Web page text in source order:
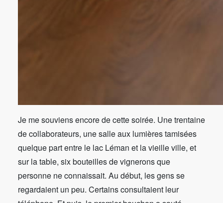
Je me souviens encore de cette soirée. Une trentaine
de collaborateurs, une salle aux lumières tamisées
quelque part entre le lac Léman et la vieille ville, et
sur la table, six bouteilles de vignerons que
personne ne connaissait. Au début, les gens se
regardaient un peu. Certains consultaient leur